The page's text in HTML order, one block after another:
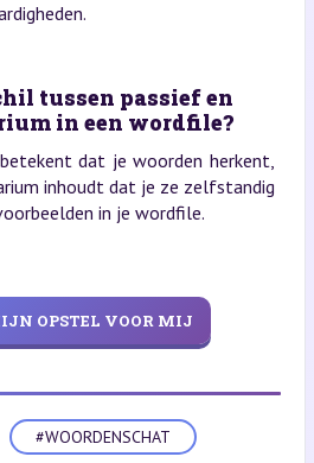
tussen passief en
in een wordfile?
dat je woorden herkent,
inhoudt dat je ze zelfstandig
in je wordfile.
OPSTEL VOOR MIJ
#WOORDENSCHAT